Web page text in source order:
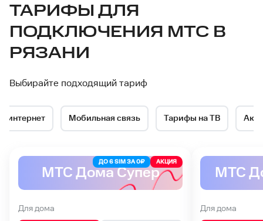
МТС
—
интернет-
провайдер
№1
в
Рязани
ТАРИФЫ ДЛЯ
ПОДКЛЮЧЕНИЯ МТС В
РЯЗАНИ
Выбирайте подходящий тариф
интернет Мобильная связь Тарифы на ТВ
МТС Дома Супер
ДО 6 SIM ЗА 0₽ АКЦИЯ
Для дома
МТС
Для дома